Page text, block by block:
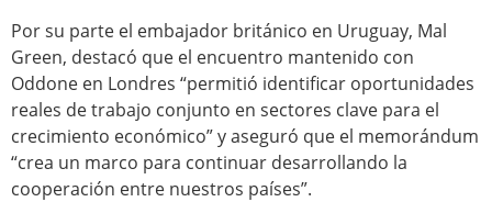
Por su parte el embajador británico en Uruguay, Mal
Green, destacó que el encuentro mantenido con
Oddone en Londres “permitió identificar oportunidades
reales de trabajo conjunto en sectores clave para el
crecimiento económico” y aseguró que el memorándum
“crea un marco para continuar desarrollando la
cooperación entre nuestros países”.